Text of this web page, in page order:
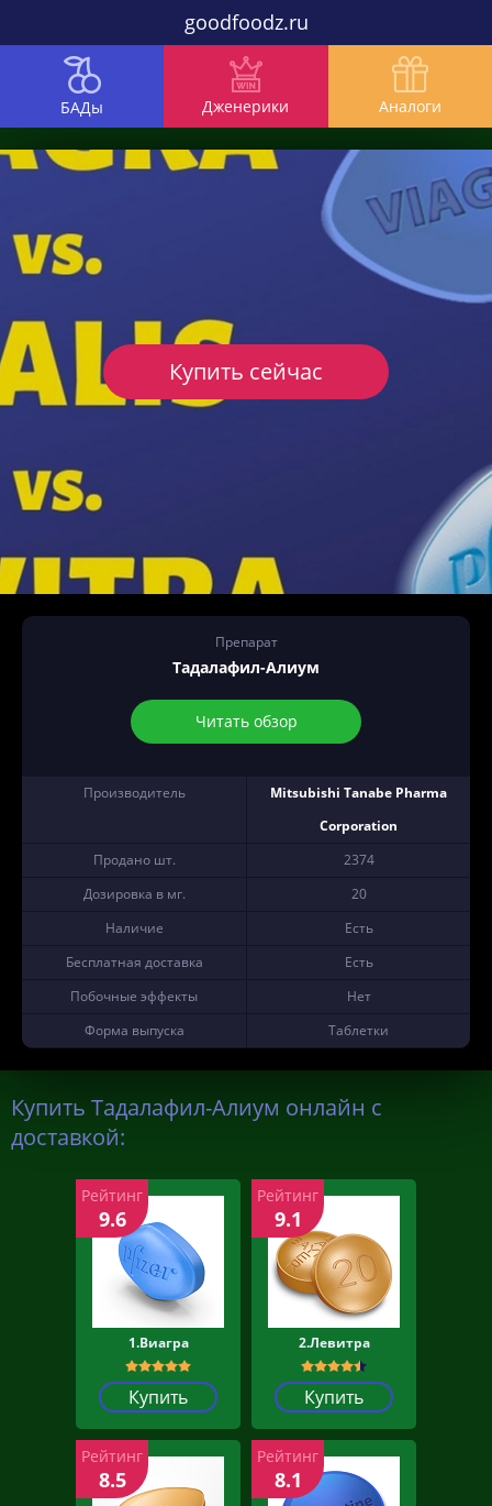
goodfoodz.ru
БАДы Дженерики Аналоги
Препарат
Тадалафил-Алиум
Читать обзор
Производитель
Mitsubishi Tanabe Pharma
Corporation
Продано шт.
2374
Дозировка в мг.
20
Наличие
Есть
Бесплатная доставка
Есть
Побочные эффекты
Нет
Форма выпуска
Таблетки
Купить сейчас
Купить Тадалафил-Алиум онлайн с
доставкой:
1.Виагра
Купить
Рейтинг
9.6
2.Левитра
Купить
Рейтинг
9.1
Рейтинг
8.5
Рейтинг
8.1